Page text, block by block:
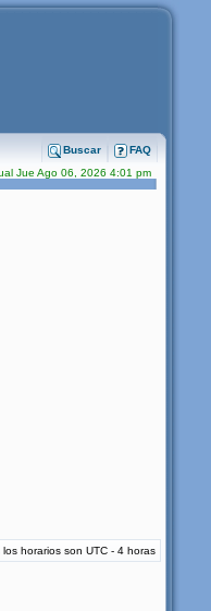
FAQ
Buscar
Jue Ago 06, 2026 4:01 pm
los horarios son UTC - 4 horas